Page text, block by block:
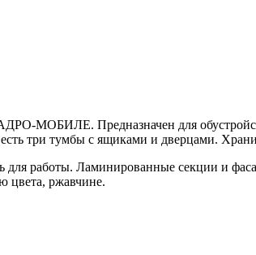
МОБИЛЕ. Предназначен для
три тумбы с ящиками и дверцами.
для работы. Ламинированные секции и
цвета, ржавчине.